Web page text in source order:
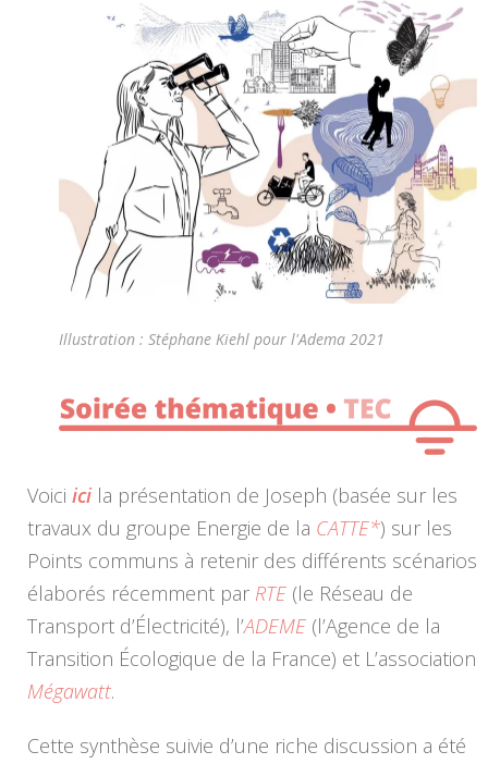
Illustration : Stéphane Kiehl pour l'Adema 2021
Voici ici la présentation de Joseph (basée sur les
travaux du groupe Energie de la CATTE*) sur les
Points communs à retenir des différents scénarios
élaborés récemment par RTE (le Réseau de
Transport d’Électricité), l’ADEME (l’Agence de la
Transition Écologique de la France) et L’association
Mégawatt.
Cette synthèse suivie d’une riche discussion a été